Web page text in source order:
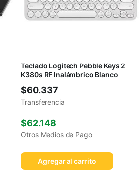
Teclado Logitech Pebble Keys 2
K380s RF Inalámbrico Blanco
$60.337
Transferencia
$62.148
Otros Medios de Pago
Agregar al carrito